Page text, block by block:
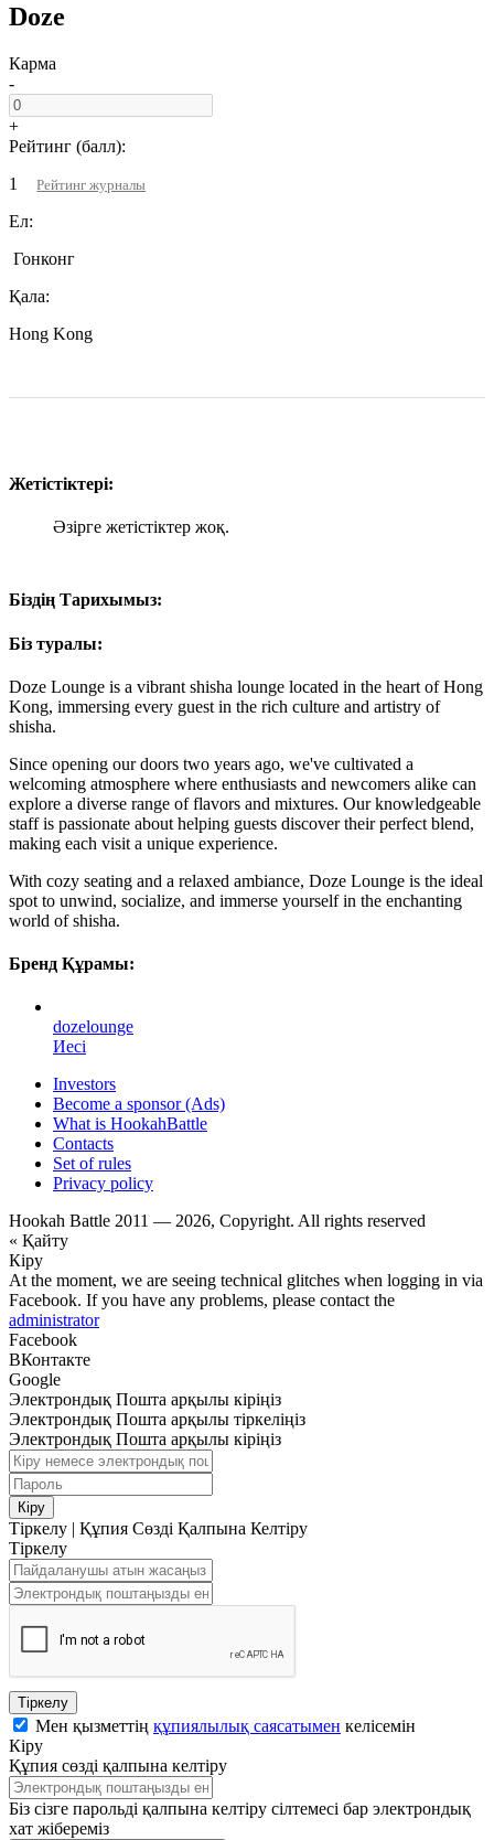
Doze
Карма
-
+
Рейтинг (балл):
1
Рейтинг журналы
Ел:
Гонконг
Қала:
Hong Kong
Жетістіктері:
Әзірге жетістіктер жоқ.
Біздің Тарихымыз:
Біз туралы:
Doze Lounge is a vibrant shisha lounge located in the heart of Hong
Kong, immersing every guest in the rich culture and artistry of
shisha.
Since opening our doors two years ago, we've cultivated a
welcoming atmosphere where enthusiasts and newcomers alike can
explore a diverse range of flavors and mixtures. Our knowledgeable
staff is passionate about helping guests discover their perfect blend,
making each visit a unique experience.
With cozy seating and a relaxed ambiance, Doze Lounge is the ideal
spot to unwind, socialize, and immerse yourself in the enchanting
world of shisha.
Бренд Құрамы:
dozelounge
Иесі
Investors
Become a sponsor (Ads)
What is HookahBattle
Contacts
Set of rules
Privacy policy
Hookah Battle 2011 — 2026, Copyright. All rights reserved
« Қайту
Кіру
At the moment, we are seeing technical glitches when logging in via
Facebook. If you have any problems, please contact the
administrator
Facebook
ВКонтакте
Google
Электрондық Пошта арқылы кіріңіз
Электрондық Пошта арқылы тіркеліңіз
Электрондық Пошта арқылы кіріңіз
Кіру
Тіркелу | Құпия Сөзді Қалпына Келтіру
Тіркелу
Тіркелу
Мен қызметтің құпиялылық саясатымен келісемін
Кіру
Құпия сөзді қалпына келтіру
Біз сізге парольді қалпына келтіру сілтемесі бар электрондық
хат жібереміз